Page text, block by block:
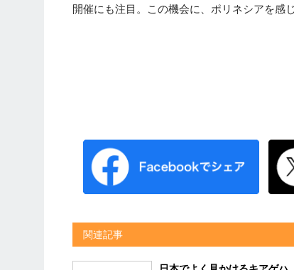
開催にも注目。この機会に、ポリネシアを感
関連記事